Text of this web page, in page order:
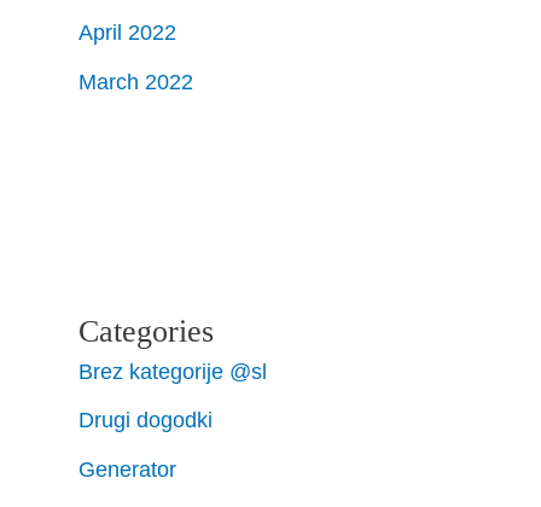
April 2022
March 2022
Categories
Brez kategorije @sl
Drugi dogodki
Generator